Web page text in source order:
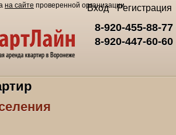
на сайте проверенной организации
8-920-455-88-77
8-920-447-60-60
Вход Регистрация